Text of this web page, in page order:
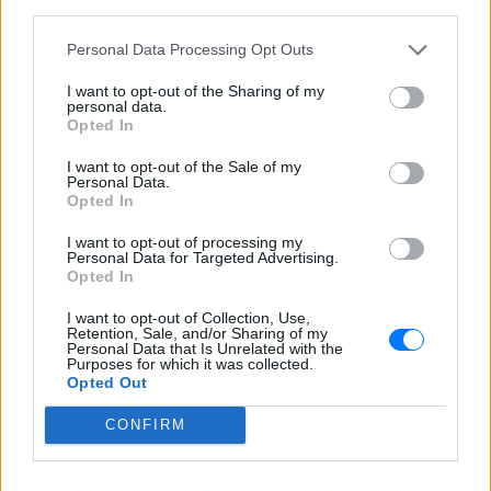
Personal Data Processing Opt Outs
I want to opt-out of the Sharing of my
personal data.
Opted In
I want to opt-out of the Sale of my
Personal Data.
Opted In
I want to opt-out of processing my
Personal Data for Targeted Advertising.
Opted In
I want to opt-out of Collection, Use,
Retention, Sale, and/or Sharing of my
Personal Data that Is Unrelated with the
Purposes for which it was collected.
Opted Out
CONFIRM
σημειώνει ότι επιμένει στη θέση της για
μποϊκοτάζ από τις διοργανώσεις της
«Καλό ταξίδι μικρέ»: Πέθανε το
λευκό κουτάβι που το είχαν
ΣΉΜΕΡΑ